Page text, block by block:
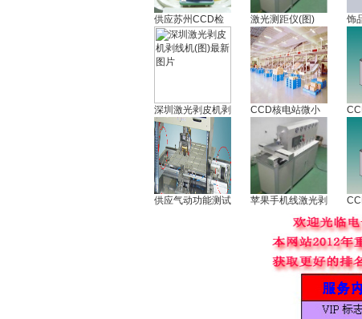
供应苏州CCD检 激光测距仪(图) 饰
深圳激光剥皮机剥 CCD核电站微小
供应气动功能测试 苹果手机线激光剥